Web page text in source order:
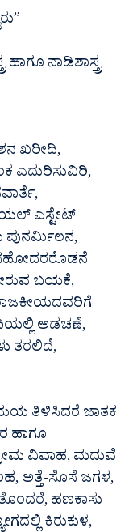
ಹಾಗೂ ನಾಡಿಶಾಸ್ತ್ರ
ಖರೀದಿ,
ಎದುರಿಸುವಿರಿ,
ಎಸ್ಟೇಟ್
ಪುನರ್ಮಿಲನ,
ಬಯಕೆ,
ಅಡಚಣೆ,
ತರಲಿದೆ,
ತಿಳಿಸಿದರೆ ಜಾತಕ
ಹಾಗೂ
ವಿವಾಹ, ಮದುವೆ
ಅತ್ತೆ-ಸೊಸೆ ಜಗಳ,
ಹಣಕಾಸು
ಕಿರುಕುಳ,